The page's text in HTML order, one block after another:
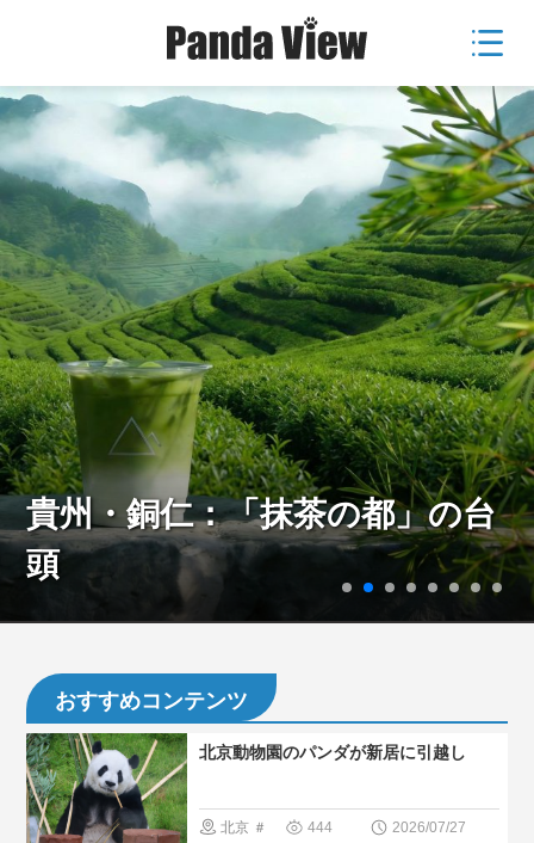
貴州・銅仁：「抹茶の都」の台
頭
おすすめコンテンツ
北京動物園のパンダが新居に引越し
北京 ＃ 444 2026/07/27